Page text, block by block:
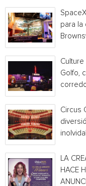
para la
Culture
Golfo,
Circus
LA
HACE